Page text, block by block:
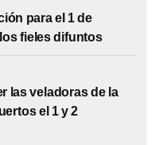
para el 1 de
fieles difuntos
las veladoras de la
el 1 y 2